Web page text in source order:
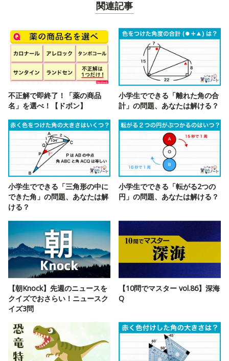
関連記事
不正解で即終了！「薬の商品
名」を選べ！【ドボン】
小学生でできる「離れた角の合
計」の問題、あなたは解ける？
小学生でできる「三角形の中に
できた角」の問題、あなたは解
ける？
小学生でできる「転がる2つの
円」の問題、あなたは解ける？
【朝Knock】先週のニュースを
クイズでおさらい！ニュースク
イズ3問
【10問でマスター vol.86】深海
Q